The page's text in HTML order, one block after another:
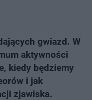
gwiazd. W
aktywności
kiedy będziemy
i jak
zjawiska.